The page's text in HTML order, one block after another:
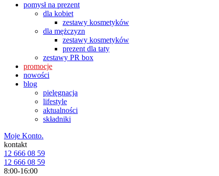
pomysł na prezent
dla kobiet
zestawy kosmetyków
dla mężczyzn
zestawy kosmetyków
prezent dla taty
zestawy PR box
promocje
nowości
blog
pielęgnacja
lifestyle
aktualności
składniki
Moje Konto.
kontakt
12 666 08 59
12 666 08 59
8:00-16:00